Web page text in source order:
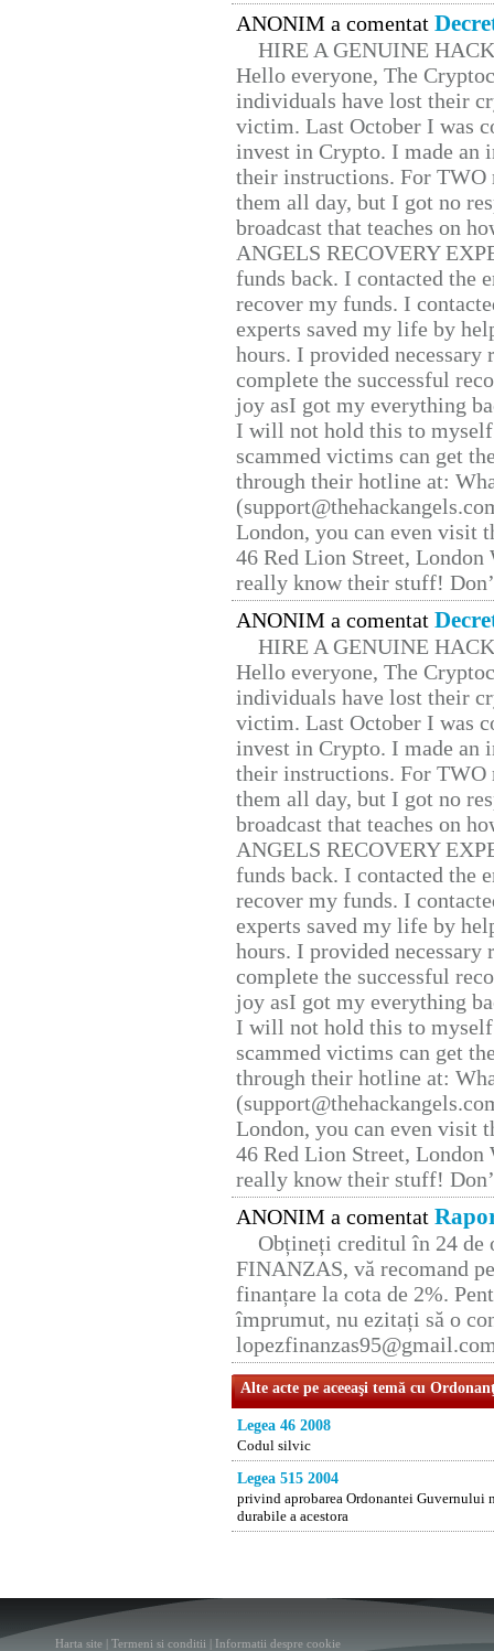
ANONIM a comentat
HIRE A GENUINE
Hello everyone, The
individuals have lost their
victim. Last October I was
invest in Crypto. I made
their instructions. For TWO
them all day, but I got no
broadcast that teaches on
ANGELS RECOVERY
funds back. I contacted the
recover my funds. I
experts saved my life by
hours. I provided
complete the successful
joy asI got my everything
I will not hold this to
scammed victims can get
through their hotline at:
London, you can even visit
46 Red Lion Street, London
really know their stuff!
ANONIM a comentat
HIRE A GENUINE
Hello everyone, The
individuals have lost their
victim. Last October I was
invest in Crypto. I made
their instructions. For TWO
them all day, but I got no
broadcast that teaches on
ANGELS RECOVERY
funds back. I contacted the
recover my funds. I
experts saved my life by
hours. I provided
complete the successful
joy asI got my everything
I will not hold this to
scammed victims can get
through their hotline at:
London, you can even visit
46 Red Lion Street, London
really know their stuff!
ANONIM a comentat
Obțineți creditul în 24 de
FINANZAS, vă recomand
finanțare la cota de 2%.
împrumut, nu ezitați să o
Alte acte pe aceeaşi temă cu
Legea 46 2008
Codul silvic
Legea 515 2004
privind aprobarea Ordonantei Guvernului
durabile a acestora
Harta site Termeni si conditii Informatii despre cookie